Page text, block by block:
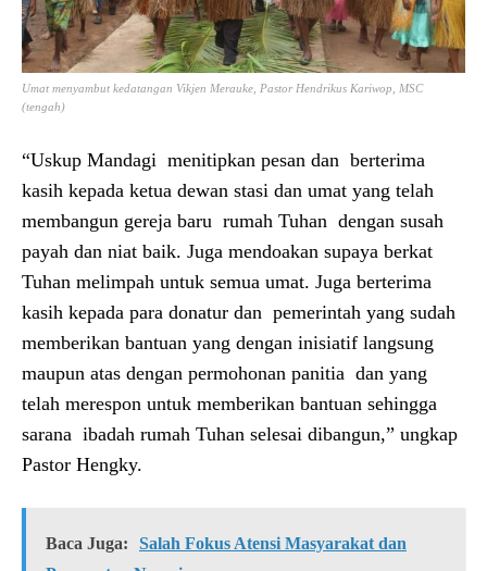
Umat menyambut kedatangan Vikjen Merauke, Pastor Hendrikus Kariwop, MSC
(tengah)
“Uskup Mandagi menitipkan pesan dan berterima
kasih kepada ketua dewan stasi dan umat yang telah
membangun gereja baru rumah Tuhan dengan susah
payah dan niat baik. Juga mendoakan supaya berkat
Tuhan melimpah untuk semua umat. Juga berterima
kasih kepada para donatur dan pemerintah yang sudah
memberikan bantuan yang dengan inisiatif langsung
maupun atas dengan permohonan panitia dan yang
telah merespon untuk memberikan bantuan sehingga
sarana ibadah rumah Tuhan selesai dibangun,” ungkap
Pastor Hengky.
Baca Juga:
Salah Fokus Atensi Masyarakat dan